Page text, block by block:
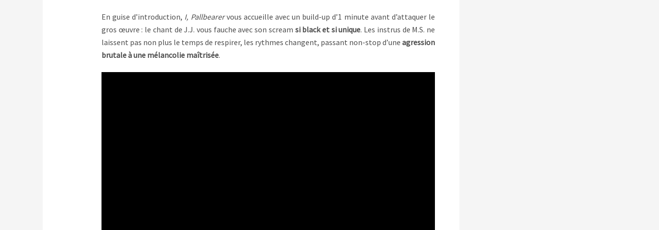
En guise d’introduction, I, Pallbearervous accueille avec un build-up d’1 minute avant d’attaquer le
gros œuvre : le chant de J.J. vous fauche avec son scream si black et si unique. Les instrus de M.S. ne
laissent pas non plus le temps de respirer, les rythmes changent, passant non-stop d’une agression
brutale à une mélancolie maîtrisée.